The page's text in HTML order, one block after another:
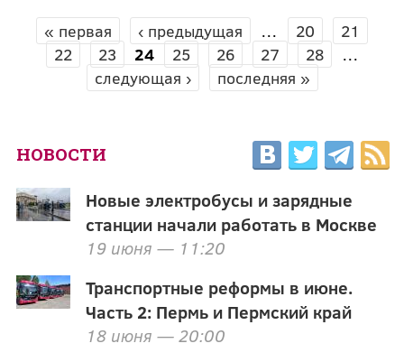
СТРАНИЦЫ
« первая ‹ предыдущая … 20
21
22
23 24 25 26 27 28
…
следующая ›
последняя »
НОВОСТИ
Новые электробусы и зарядные
станции начали работать в Москве
19 июня — 11:20
Транспортные реформы в июне.
Часть 2: Пермь и Пермский край
18 июня — 20:00